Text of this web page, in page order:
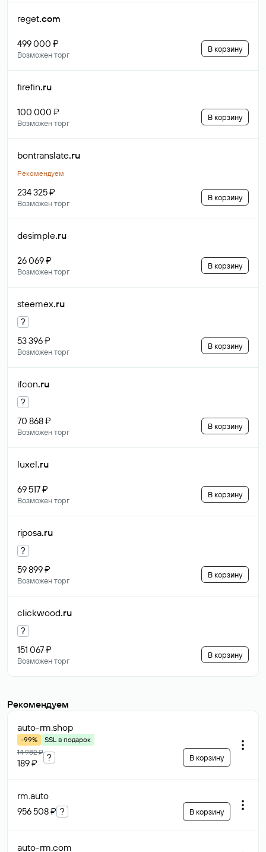
reget.com
499 000 ₽
Возможен торг
В корзину
firefin.ru
100 000 ₽
Возможен торг
В корзину
bontranslate.ru
Рекомендуем
234 325 ₽
Возможен торг
В корзину
desimple.ru
26 069 ₽
Возможен торг
В корзину
steemex.ru
?
53 396 ₽
Возможен торг
В корзину
ifcon.ru
?
70 868 ₽
Возможен торг
В корзину
luxel.ru
69 517 ₽
Возможен торг
В корзину
riposa.ru
?
59 899 ₽
Возможен торг
В корзину
clickwood.ru
?
151 067 ₽
Возможен торг
В корзину
Рекомендуем
auto-rm.shop
-99%
SSL в подарок
14 982 ₽
189 ₽
? В корзину
rm.auto
956 508 ₽ ? В корзину
auto-rm.com